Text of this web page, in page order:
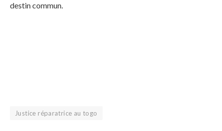
destin commun.
Justice réparatrice au togo